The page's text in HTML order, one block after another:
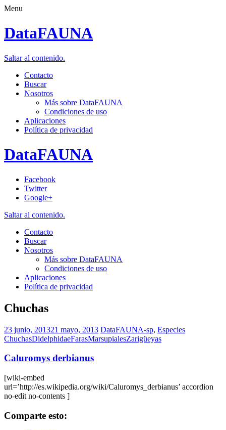
Menu
DataFAUNA
Saltar al contenido.
Contacto
Buscar
Nosotros
Más sobre DataFAUNA
Condiciones de uso
Aplicaciones
Política de privacidad
DataFAUNA
Facebook
Twitter
Google+
Saltar al contenido.
Contacto
Buscar
Nosotros
Más sobre DataFAUNA
Condiciones de uso
Aplicaciones
Política de privacidad
Chuchas
23 junio, 201321 mayo, 2013 DataFAUNA-sp, Especies
ChuchasDidelphidaeFarasMarsupialesZarigüeyas
Caluromys derbianus
[wiki-embed
url=’http://es.wikipedia.org/wiki/Caluromys_derbianus’ accordion
no-edit no-contents ]
Comparte esto: